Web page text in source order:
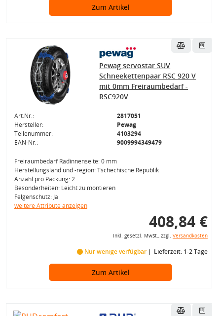
Zum Artikel
Pewag servostar SUV
Schneekettenpaar RSC 920 V
mit 0mm Freiraumbedarf -
RSC920V
Art.Nr.:
2817051
Hersteller:
Pewag
Teilenummer:
4103294
EAN-Nr.:
9009994349479
Freiraumbedarf Radinnenseite: 0 mm
Herstellungsland und -region: Tschechische Republik
Anzahl pro Packung: 2
Besonderheiten: Leicht zu montieren
Felgenschutz: Ja
weitere Attribute anzeigen
408,84 €
inkl. gesetzl. MwSt., zzgl. Versandkosten
Nur wenige verfügbar Lieferzeit: 1-2 Tage
Zum Artikel